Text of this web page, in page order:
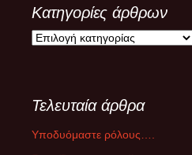
Κατηγορίες άρθρων
Κ
γ
ρ
Τελευταία άρθρα
Υποδυόμαστε ρόλους….